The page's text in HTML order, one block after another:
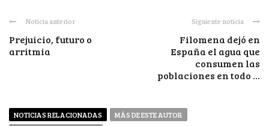
Noticia anterior
Prejuicio, futuro o
arritmia
Siguiente noticia
Filomena dejó en
España el agua que
consumen las
poblaciones en todo ...
NOTICIAS RELACIONADAS
MÁS DE ESTE AUTOR